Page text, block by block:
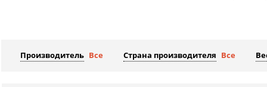
Производитель Все Страна производителя Все